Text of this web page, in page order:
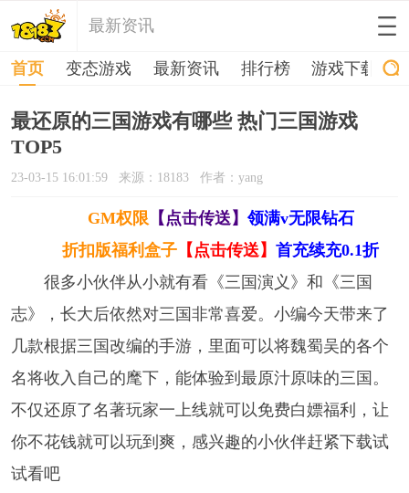
最新资讯
首页 变态游戏 最新资讯 排行榜 游戏下载
最还原的三国游戏有哪些 热门三国游戏
TOP5
23-03-15 16:01:59 来源：18183 作者：yang
GM权限 【点击传送】 领满v无限钻石
折扣版福利盒子 【点击传送】首充续充0.1折
很多小伙伴从小就有看《三国演义》和《三国
志》，长大后依然对三国非常喜爱。小编今天带来了
几款根据三国改编的手游，里面可以将魏蜀吴的各个
名将收入自己的麾下，能体验到最原汁原味的三国。
不仅还原了名著玩家一上线就可以免费白嫖福利，让
你不花钱就可以玩到爽，感兴趣的小伙伴赶紧下载试
试看吧